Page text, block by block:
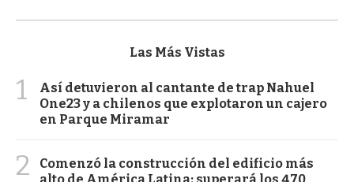
Las Más Vistas
1
Así detuvieron al cantante de trap Nahuel
One23 y a chilenos que explotaron un cajero
en Parque Miramar
2
Comenzó la construcción del edificio más